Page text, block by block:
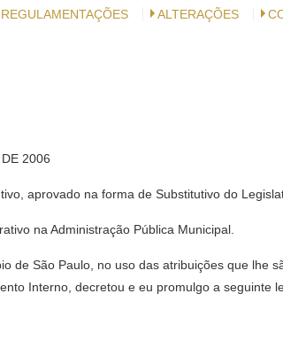
REGULAMENTAÇÕES ALTERAÇÕES
2006
aprovado na forma de Substitutivo do
na Administração Pública Municipal.
de São Paulo, no uso das atribuições que
Interno, decretou e eu promulgo a seguinte